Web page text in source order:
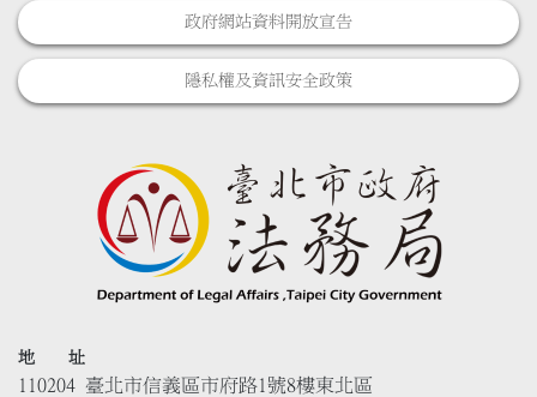
政府網站資料開放宣告
隱私權及資訊安全政策
地 址
110204 臺北市信義區市府路1號8樓東北區